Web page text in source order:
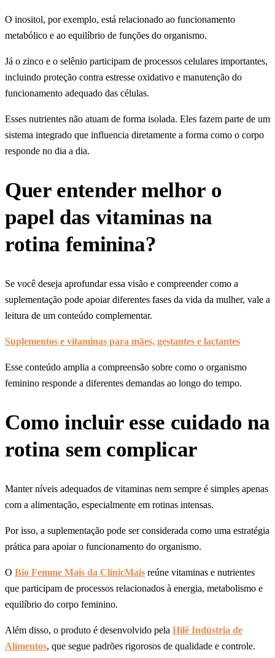
O inositol, por exemplo, está relacionado ao funcionamento
metabólico e ao equilíbrio de funções do organismo.
Já o zinco e o selênio participam de processos celulares importantes,
incluindo proteção contra estresse oxidativo e manutenção do
funcionamento adequado das células.
Esses nutrientes não atuam de forma isolada. Eles fazem parte de um
sistema integrado que influencia diretamente a forma como o corpo
responde no dia a dia.
Quer entender melhor o
papel das vitaminas na
rotina feminina?
Se você deseja aprofundar essa visão e compreender como a
suplementação pode apoiar diferentes fases da vida da mulher, vale a
leitura de um conteúdo complementar.
Suplementos e vitaminas para mães, gestantes e lactantes
Esse conteúdo amplia a compreensão sobre como o organismo
feminino responde a diferentes demandas ao longo do tempo.
Como incluir esse cuidado na
rotina sem complicar
Manter níveis adequados de vitaminas nem sempre é simples apenas
com a alimentação, especialmente em rotinas intensas.
Por isso, a suplementação pode ser considerada como uma estratégia
prática para apoiar o funcionamento do organismo.
O Bio Femme Mais da ClinicMais reúne vitaminas e nutrientes
que participam de processos relacionados à energia, metabolismo e
equilíbrio do corpo feminino.
Além disso, o produto é desenvolvido pela Hilê Indústria de
Alimentos, que segue padrões rigorosos de qualidade e controle.